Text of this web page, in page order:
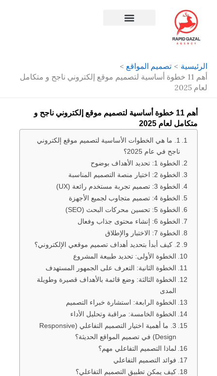
الرئيسية
تصميم المواقع
أهم 11 خطوة أساسية لتصميم موقع إلكتروني ناجح و متكامل
لعام 2025
أهم 11 خطوة أساسية لتصميم موقع إلكتروني ناجح و
متكامل لعام 2025
1. ما هي الخطوات الأساسية لتصميم موقع إلكتروني
ناجح في عام 2025؟
الخطوة 1: تحديد الأهداف بوضوح
الخطوة 2: اختيار منصة التصميم المناسبة
الخطوة 3: تصميم تجربة مستخدم رائعة (UX)
الخطوة 4: تصميم متجاوب لجميع الأجهزة
الخطوة 5: تحسين محركات البحث (SEO)
الخطوة 6: إنشاء محتوى جذاب وفعال
الخطوة 7: الاختبار والإطلاق
2. كيف أبدأ بتحديد أهداف تصميم موقعي الإلكتروني؟
الخطوة الأولى: تحديد طبيعة المشروع
الخطوة الثانية: التعرف على الجمهور المستهدف
الخطوة الثالثة: وضع قائمة بالأهداف قصيرة وطويلة
المدى
الخطوة الرابعة: استشارة خبراء التصميم
الخطوة الخامسة: مراقبة وتحليل الأداء
3. ما أهمية اختيار التصميم التفاعلي (Responsive
Design) في تصميم المواقع الحديثة؟
لماذا التصميم التفاعلي مهم؟
فوائد التصميم التفاعلي
كيف يمكن تطبيق التصميم التفاعلي؟